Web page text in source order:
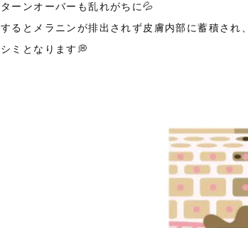
ターンオーバーも乱れがちに💦
するとメラニンが排出されず皮膚内部に蓄積され、
シミとなります💭